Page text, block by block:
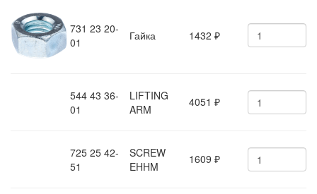
731 23 20-
01
Гайка 1432 ₽
544 43 36-
01
LIFTING
ARM
4051 ₽
725 25 42-
51
SCREW
EHHM
1609 ₽